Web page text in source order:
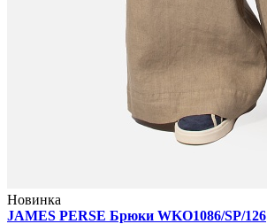
Новинка
JAMES PERSE Брюки WKO1086/SP/126